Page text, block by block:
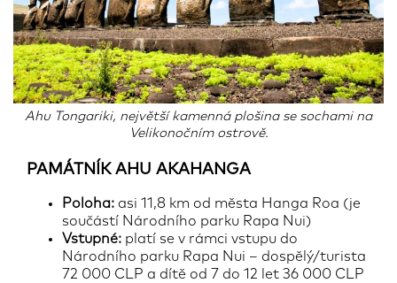
Ahu Tongariki, největší kamenná plošina se sochami na
Velikonočním ostrově.
PAMÁTNÍK AHU AKAHANGA
Poloha: asi 11,8 km od města Hanga Roa (je
součástí Národního parku Rapa Nui)
Vstupné: platí se v rámci vstupu do
Národního parku Rapa Nui – dospělý/turista
72 000 CLP a dítě od 7 do 12 let 36 000 CLP